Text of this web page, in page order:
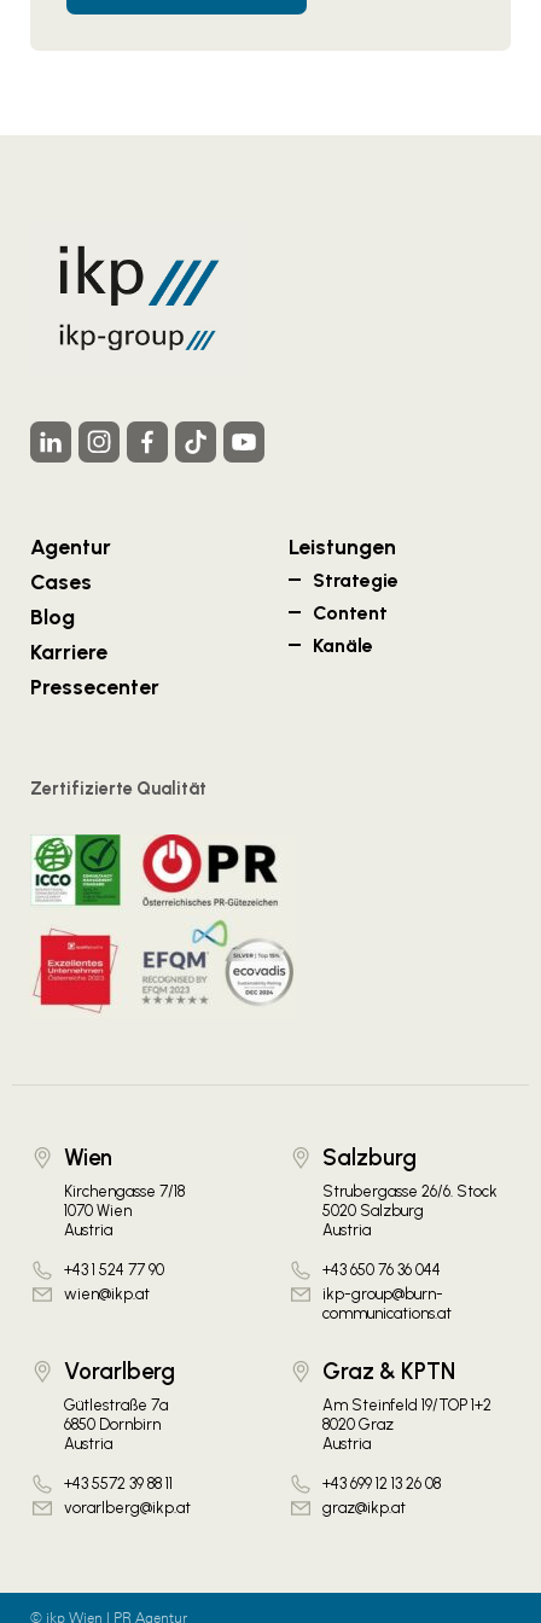
Agentur
Cases
Blog
Karriere
Pressecenter
Leistungen
Strategie
Content
Kanäle
Zertifizierte Qualität
Wien
Kirchengasse 7/18
1070 Wien
Austria
+43 1 524 77 90
wien@ikp.at
Salzburg
Strubergasse 26/6. Stock
5020 Salzburg
Austria
+43 650 76 36 044
ikp-group@burn-
communications.at
Vorarlberg
Gütlestraße 7a
6850 Dornbirn
Austria
+43 5572 39 88 11
vorarlberg@ikp.at
Graz & KPTN
Am Steinfeld 19/TOP 1+2
8020 Graz
Austria
+43 699 12 13 26 08
graz@ikp.at
© ikp Wien | PR Agentur